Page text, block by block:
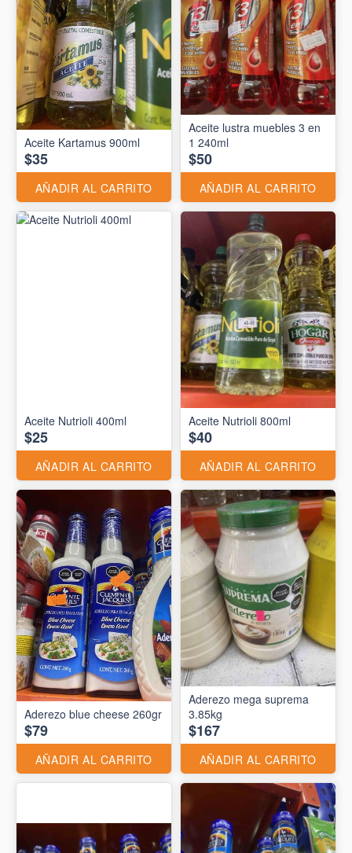
Aceite Kartamus 900ml
$35
AÑADIR AL CARRITO
Aceite lustra muebles 3 en
1 240ml
$50
AÑADIR AL CARRITO
Aceite Nutrioli 400ml
$25
AÑADIR AL CARRITO
Aceite Nutrioli 800ml
$40
AÑADIR AL CARRITO
Aderezo blue cheese 260gr
$79
AÑADIR AL CARRITO
Aderezo mega suprema
3.85kg
$167
AÑADIR AL CARRITO